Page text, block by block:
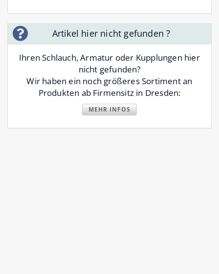
Artikel hier nicht gefunden ?
Ihren Schlauch, Armatur oder Kupplungen hier
nicht gefunden?
Wir haben ein noch größeres Sortiment an
Produkten ab Firmensitz in Dresden:
MEHR INFOS